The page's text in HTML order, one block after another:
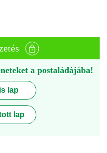
a postaládájába!
lap
lap